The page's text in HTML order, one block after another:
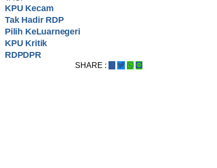
KPU Kecam
Tak Hadir RDP
Pilih KeLuarnegeri
KPU Kritik
RDPDPR
SHARE :